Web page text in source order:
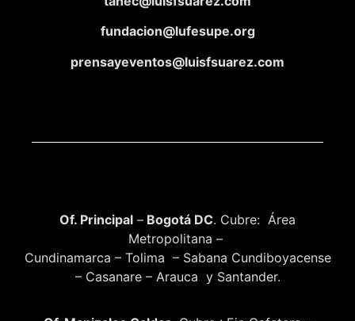
fundacion@lufesupe.org
prensayeventos@luisfsuarez.com
Of. Principal – Bogotá DC. Cubre: Área
Metropolitana –
Cundinamarca – Tolima – Sabana Cundiboyacense
– Casanare – Arauca y Santander.